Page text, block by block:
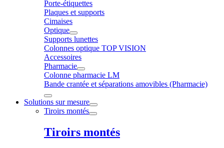
Porte-étiquettes
Plaques et supports
Cimaises
Optique
Supports lunettes
Colonnes optique TOP VISION
Accessoires
Pharmacie
Colonne pharmacie LM
Bande crantée et séparations amovibles (Pharmacie)
Solutions sur mesure
Tiroirs montés
Tiroirs montés